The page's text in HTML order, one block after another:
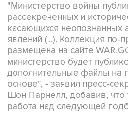
"Министерство войны
рассекреченных и
касающихся неопознанных
явлений (...). Коллекция по-
размещена на сайте
министерство будет
дополнительные файлы на
основе", - заявил пресс-
Шон Парнелл, добавив, что
работа над следующей